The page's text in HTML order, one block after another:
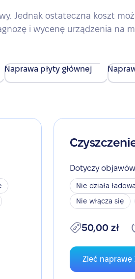
Jednak ostateczna koszt
i wycenę urządzenia na
Naprawa płyty głównej
Dotyczy objawów
Nie działa
Nie włącza się
50,00 zł
Zleć naprawę